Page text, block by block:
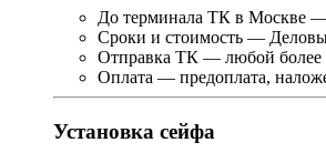
До терминала ТК в Москве —
Сроки и стоимость —
Отправка ТК — любой более
Оплата — предоплата,
Установка сейфа